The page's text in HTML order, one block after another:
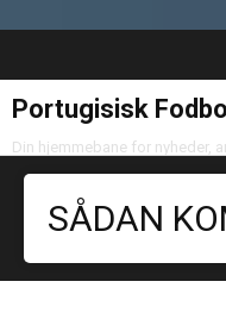
Portugisisk
Din hjemmebane for nyheder,
SÅDAN